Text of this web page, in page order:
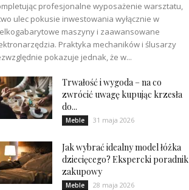
profesjonalne wyposażenie warsztatu,
ulec pokusie inwestowania wyłącznie w
maszyny i zaawansowane
Praktyka mechaników i ślusarzy
pokazuje jednak, że w...
Trwałość i wygoda – na co
zwrócić uwagę kupując krzesła
do...
Meble 31 maja 2026
Jak wybrać idealny model łóżka
dziecięcego? Ekspercki poradnik
zakupowy
Meble 28 maja 2026